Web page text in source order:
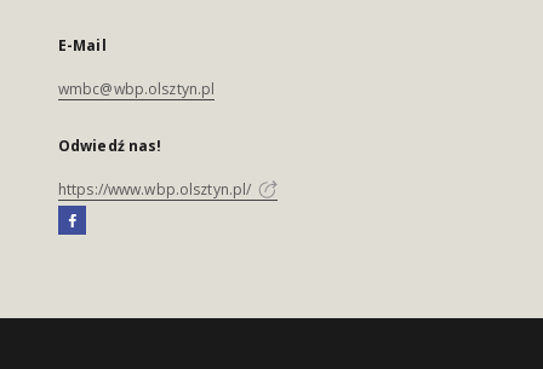
E-Mail
wmbc@wbp.olsztyn.pl
Odwiedź nas!
https://www.wbp.olsztyn.pl/